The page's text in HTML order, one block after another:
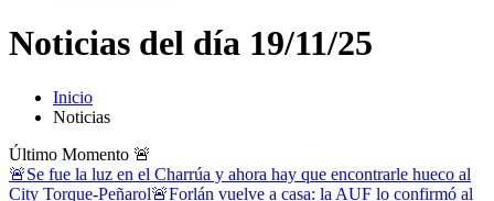
Noticias del día 19/11/25
Inicio
Noticias
Último Momento 🚨
🚨Se fue la luz en el Charrúa y ahora hay que encontrarle hueco al
City Torque-Peñarol🚨Forlán vuelve a casa: la AUF lo confirmó al